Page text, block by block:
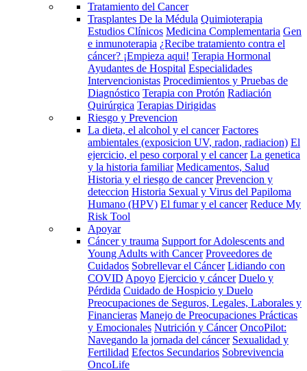
Tratamiento del Cancer
Trasplantes De la Médula Quimioterapia
Estudios Clínicos Medicina Complementaria Gen
e inmunoterapia ¿Recibe tratamiento contra el
cáncer? ¡Empieza aqui! Terapia Hormonal
Ayudantes de Hospital Especialidades
Intervencionistas Procedimientos y Pruebas de
Diagnóstico Terapia con Protón Radiación
Quirúrgica Terapias Dirigidas
Riesgo y Prevencion
La dieta, el alcohol y el cancer Factores
ambientales (exposicion UV, radon, radiacion) El
ejercicio, el peso corporal y el cancer La genetica
y la historia familiar Medicamentos, Salud
Historia y el riesgo de cancer Prevencion y
deteccion Historia Sexual y Virus del Papiloma
Humano (HPV) El fumar y el cancer Reduce My
Risk Tool
Apoyar
Cáncer y trauma Support for Adolescents and
Young Adults with Cancer Proveedores de
Cuidados Sobrellevar el Cáncer Lidiando con
COVID Apoyo Ejercicio y cáncer Duelo y
Pérdida Cuidado de Hospicio y Duelo
Preocupaciones de Seguros, Legales, Laborales y
Financieras Manejo de Preocupaciones Prácticas
y Emocionales Nutrición y Cáncer OncoPilot:
Navegando la jornada del cáncer Sexualidad y
Fertilidad Efectos Secundarios Sobrevivencia
OncoLife